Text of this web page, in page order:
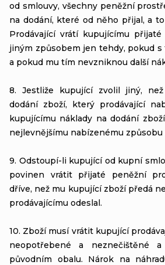
od smlouvy, všechny peněžní
na dodání, které od něho přijal, a
Prodávající vrátí kupujícímu
jiným způsobem jen tehdy, pokud
a pokud mu tím nevzniknou další
8. Jestliže kupující zvolil jiný,
dodání zboží, který prodávající
kupujícímu náklady na dodání
nejlevnějšímu nabízenému způsobu
9. Odstoupí-li kupující od kupní
povinen vrátit přijaté peněžní
dříve, než mu kupující zboží předá
prodávajícímu odeslal.
10. Zboží musí vrátit kupující
neopotřebené a neznečištěné
původním obalu. Nárok na